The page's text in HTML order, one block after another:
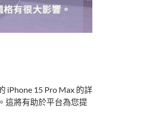
iPhone 15 Pro Max 的詳
這將有助於平台為您提